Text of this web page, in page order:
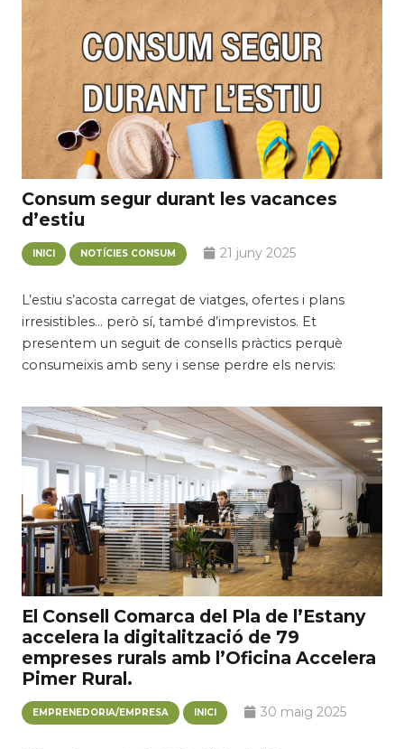
Consum segur durant les vacances
d’estiu
INICI NOTÍCIES CONSUM 21 juny 2025
L’estiu s’acosta carregat de viatges, ofertes i plans
irresistibles… però sí, també d’imprevistos. Et
presentem un seguit de consells pràctics perquè
consumeixis amb seny i sense perdre els nervis:
El Consell Comarca del Pla de l’Estany
accelera la digitalització de 79
empreses rurals amb l’Oficina Accelera
Pimer Rural.
EMPRENEDORIA/EMPRESA INICI 30 maig 2025